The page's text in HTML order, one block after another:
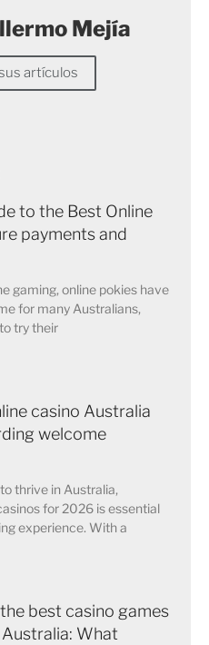
Mejía
artículos
to the Best Online
payments and
gaming, online pokies have
for many Australians,
try their
casino Australia
welcome
thrive in Australia,
for 2026 is essential
experience. With a
best casino games
What